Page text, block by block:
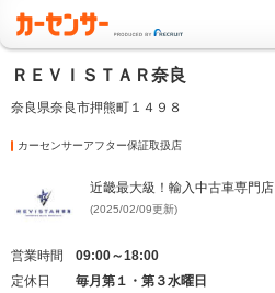
ＲＥＶＩＳＴＡＲ奈良
奈良県奈良市押熊町１４９８
カーセンサーアフター保証取扱店
近畿最大級！輸入中古車専門店
(2025/02/09更新)
営業時間
09:00～18:00
定休日
毎月第１・第３水曜日